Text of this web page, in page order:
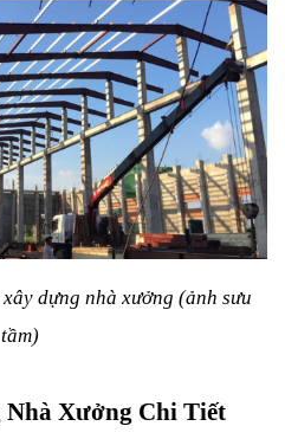
dựng nhà xưởng (ảnh sưu
tầm)
Xưởng Chi Tiết